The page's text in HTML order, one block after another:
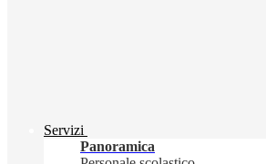
Servizi
Panoramica